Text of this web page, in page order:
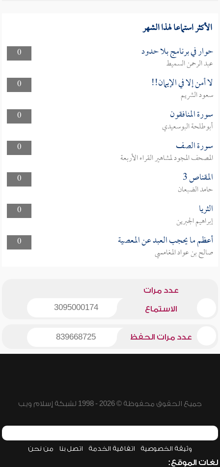
الأكثر استماعا لهذا الشهر
0 حوار في برنامج بلا حدود
عبد الرحمن السميط
0
لا أمن إلا في الإيمان!!
سعود الشريم
0
سورة المنافقون
أبوطلحة البوسعيدي
0
سورة الصف
المصحف المجود لمشاهير القراء الأربعة
0
المقناص 3
حامد الضبعان
0
الثريا
إبراهيم الجبرين
0
أعظم ما يحجب العبد عن المعصية
صالح بن عواد المغامسي
عدد مرات
الاستماع 3095000174
عدد مرات الحفظ 839668725
جميع الحقوق محفوظة © 2026 - 1998 لشبكة إسلام ويب
وثيقة الخصوصية اتفاقية الخدمة اتصل بنا من نحن
لغات الموقع: